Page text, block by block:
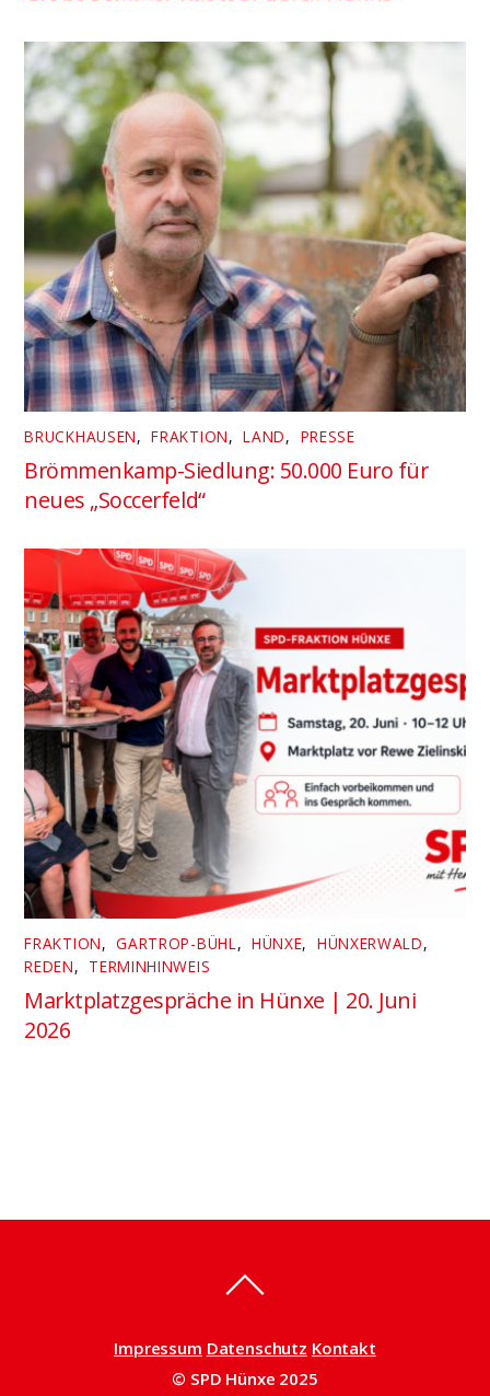
BRUCKHAUSEN, FRAKTION, LAND, PRESSE
Brömmenkamp-Siedlung: 50.000 Euro für
neues „Soccerfeld“
FRAKTION, GARTROP-BÜHL, HÜNXE, HÜNXERWALD,
REDEN, TERMINHINWEIS
Marktplatzgespräche in Hünxe | 20. Juni
2026
Impressum Datenschutz Kontakt
© SPD Hünxe 2025